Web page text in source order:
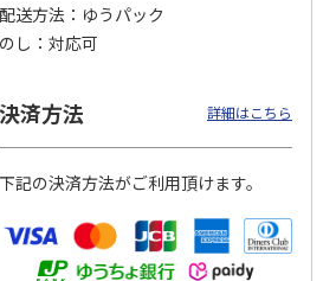
＜お中元＞ななこ
夏
2,160円
＜お中元＞菓匠 清
閑院 葛水ようか
ん・抹茶わらび餅詰
3,990円
(送料・税込)
配送方法
ゆうパック
のし
対応可
決済方法 詳細はこちら
下記の決済方法がご利用頂けます。